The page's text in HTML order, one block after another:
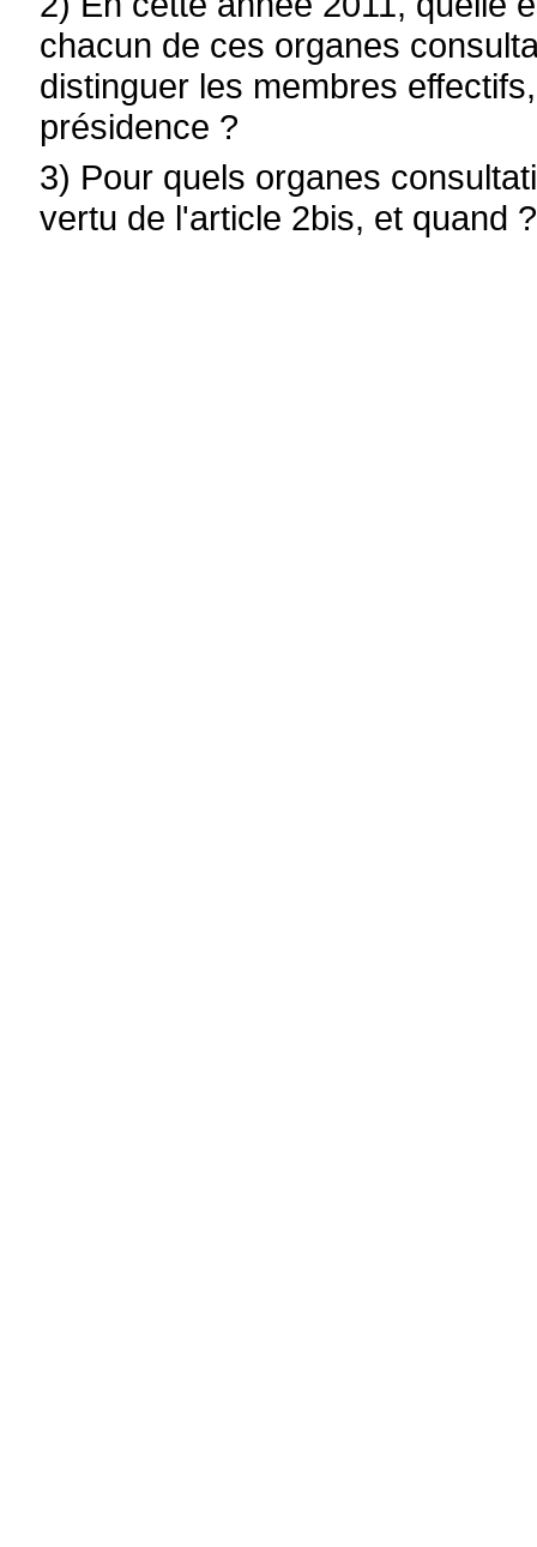
chacun de ces organes
distinguer les membres
présidence ?
3) Pour quels organes
vertu de l'article 2bis, et quand ?